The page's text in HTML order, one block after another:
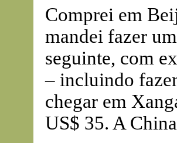
Comprei em
mandei fazer
seguinte, com
– incluindo
chegar em
US$ 35. A